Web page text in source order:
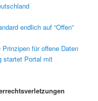
endlich auf “Offen”
für offene Daten
startet Portal mit